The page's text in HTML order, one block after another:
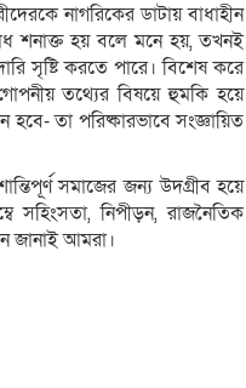
নাগরিকের ডাটায় বাধাহীন
শনাক্ত হয় বলে মনে হয়, তখনই
সৃষ্টি করতে পারে। বিশেষ করে
তথ্যের বিষয়ে হুমকি হয়ে
তা পরিষ্কারভাবে সংজ্ঞায়িত
সমাজের জন্য উদগ্রীব হয়ে
নিপীড়ন, রাজনৈতিক
জানাই আমরা।